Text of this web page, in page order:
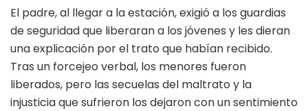
El padre, al llegar a la estación, exigió a los guardias
de seguridad que liberaran a los jóvenes y les dieran
una explicación por el trato que habían recibido.
Tras un forcejeo verbal, los menores fueron
liberados, pero las secuelas del maltrato y la
injusticia que sufrieron los dejaron con un sentimiento